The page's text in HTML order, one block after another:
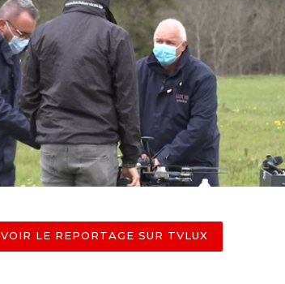
VOIR LE REPORTAGE SUR TVLUX